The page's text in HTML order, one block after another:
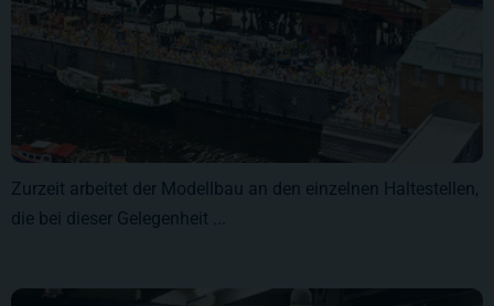
Zurzeit arbeitet der Modellbau an den einzelnen Haltestellen,
die bei dieser Gelegenheit ...